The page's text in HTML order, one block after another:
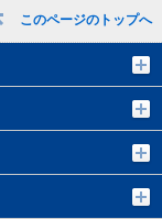
このページのトップへ